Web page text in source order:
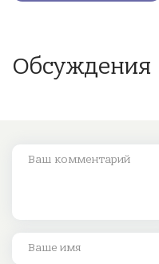
Обсуждения